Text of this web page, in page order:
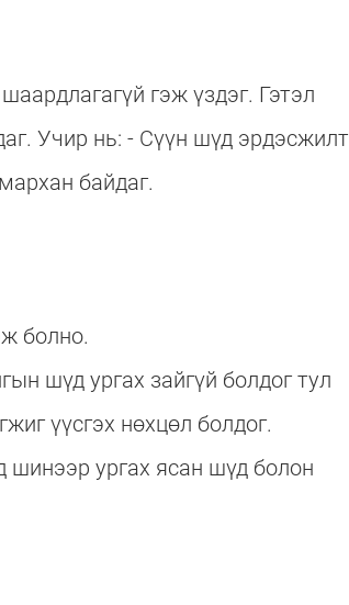
гэж үздэг. Гэтэл
Учир нь: - Сүүн шүд эрдэсжилт
байдаг.
болно.
шүд ургах зайгүй болдог тул
үүсгэх нөхцөл болдог.
шинээр ургах ясан шүд болон